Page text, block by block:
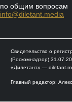
по общим вопросам
info@diletant.media
Свидетельство о
(Роскомнадзор)
«Дилетант» —
Главный редактор: